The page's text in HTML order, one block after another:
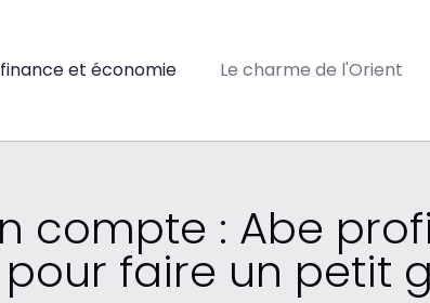
finance et économie Le charme de l'Orient
compte : Abe
faire un petit